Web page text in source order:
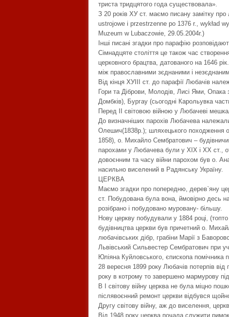
триста тридцятого года существовала».
З 20 років ХУ ст. маємо писану замітку
ustrojowe i przestrzenne po 1376 r., wykład
Muzeum w Lubaczowie, 29.05.2004r.)
Інші писані згадки про парафію
Сімнадцяте століття це також час
церковного брацтва, датованого на 1646
між православними зєднаними і
Від кінця ХУІІІ ст. до парафії Любачів
Гори та Діброви, Молодів, Лисі Ями,
Домбків), Бургау (сьогодні Карольувка
Перед ІІ світовою війною у Любачеві
До визначніших парохів Любачева
Олешич(1838р.); шляхецького походження
1858), о. Михайло Сембратович –
парохами у Любачева були у ХІХ і ХХ ст.,
довоєнним та часу війни парохом був о.
насильно виселений в Радянську Україну.
ЦЕРКВА
Маємо згадки про попередню, дерев`яну
ст. Побудована була вона, ймовірно десь
розібрано і побудовано муровану- більшу.
Нову церкву побудували у 1884 році,
будівництва церкви був причетний о.
любачівських дібр, грабіни Марії з
Львівський Сильвестер Сембратович при
Юліяна Куйловського, єпископа помічника
28 вересня 1899 року Любачів потерпів
року в котрому то завершено мармурову
В І світову війну церква не була міцно
післявоєнний ремонт церкви відбувся
Другу світову війну, аж до виселення,
Від 1948 року церква почала служити